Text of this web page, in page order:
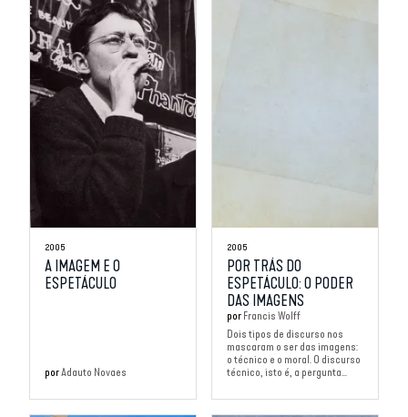
2005
A IMAGEM E O
ESPETÁCULO
porAdauto Novaes
2005
POR TRÁS DO
ESPETÁCULO: O PODER
DAS IMAGENS
por Francis Wolff
Dois tipos de discurso nos
mascaram o ser das imagens:
o técnico e o moral. O discurso
técnico, isto é, a pergunta...